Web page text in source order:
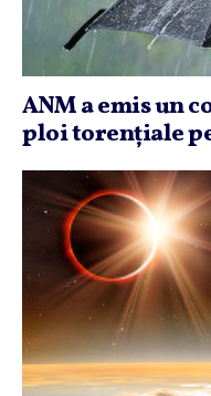
ANM a emis un
ploi torenţiale